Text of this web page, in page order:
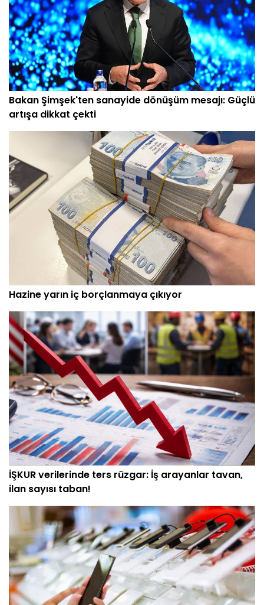
Bakan Şimşek'ten sanayide dönüşüm mesajı: Güçlü
artışa dikkat çekti
Hazine yarın iç borçlanmaya çıkıyor
İŞKUR verilerinde ters rüzgar: İş arayanlar tavan,
ilan sayısı taban!